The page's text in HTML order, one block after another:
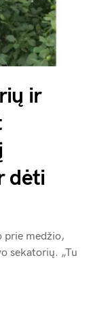
ir
dėti
prie medžio,
sekatorių. „Tu